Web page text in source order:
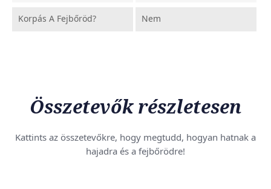
Korpás A Fejbőröd? Nem
Összetevők részletesen
Kattints az összetevőkre, hogy megtudd, hogyan hatnak a
hajadra és a fejbőrödre!